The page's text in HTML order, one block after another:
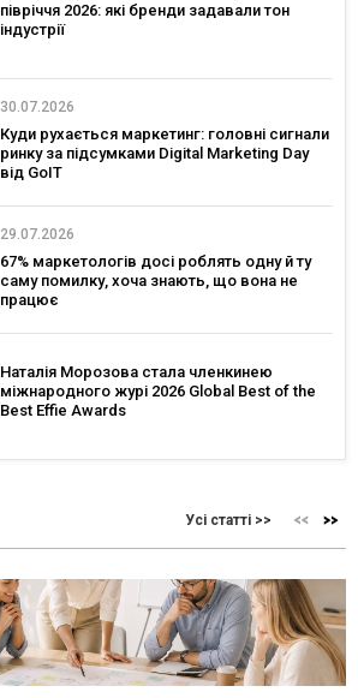
півріччя 2026: які бренди задавали тон
індустрії
30.07.2026
Куди рухається маркетинг: головні сигнали
ринку за підсумками Digital Marketing Day
від GoIT
29.07.2026
67% маркетологів досі роблять одну й ту
саму помилку, хоча знають, що вона не
працює
Наталія Морозова стала членкинею
міжнародного журі 2026 Global Best of the
Best Effie Awards
Усі статті >>